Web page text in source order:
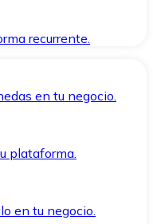
recurrente.
en tu negocio.
plataforma.
en tu negocio.